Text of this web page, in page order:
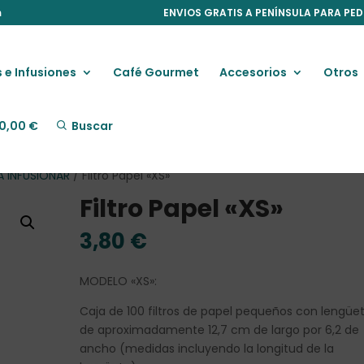
ENVIOS GRATIS A PENÍNSULA PARA
e Infusiones Café Gourmet Accesorios Otros
0,00 € Buscar
INFUSIONAR/ Filtro Papel «XS»
Filtro Papel «XS»
3,80 €
MODELO «XS»:
Caja de 100 filtros de papel pequeños con
de aproximadamente 12,7 cm de largo por 6,2 de
ancho (medidas incluyendo la longitud de la